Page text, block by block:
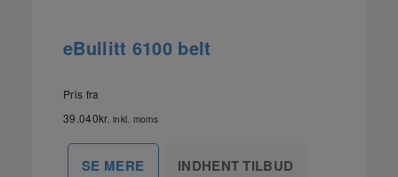
eBullitt 6100 belt
Pris fra
39.040kr. inkl. moms
SE MERE INDHENT TILBUD